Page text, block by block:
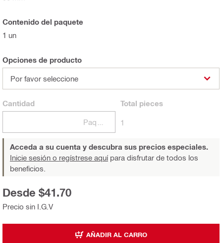
Contenido del paquete
1 un
Opciones de producto
Por favor seleccione
Cantidad Total pieces
1
Acceda a su cuenta y descubra sus precios especiales.
Inicie sesión o regístrese aquípara disfrutar de todos los
beneficios.
Precio sin I.G.V
Desde $41.70
AÑADIR AL CARRO